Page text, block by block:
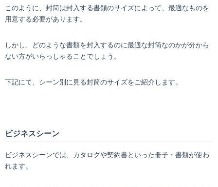
このように、封筒は封入する書類のサイズによって、最適なものを
用意する必要があります。
しかし、どのような書類を封入するのに最適な封筒なのかが分から
ない方がいらっしゃることでしょう。
下記にて、シーン別に見る封筒のサイズをご紹介します。
ビジネスシーン
ビジネスシーンでは、カタログや契約書といった冊子・書類が使わ
れます。